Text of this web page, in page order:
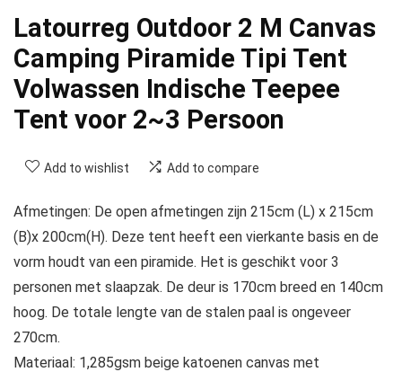
Latourreg Outdoor 2 M Canvas
Camping Piramide Tipi Tent
Volwassen Indische Teepee
Tent voor 2~3 Persoon
Add to wishlist Add to compare
Afmetingen: De open afmetingen zijn 215cm (L) x 215cm
(B)x 200cm(H). Deze tent heeft een vierkante basis en de
vorm houdt van een piramide. Het is geschikt voor 3
personen met slaapzak. De deur is 170cm breed en 140cm
hoog. De totale lengte van de stalen paal is ongeveer
270cm.
Materiaal: 1,285gsm beige katoenen canvas met